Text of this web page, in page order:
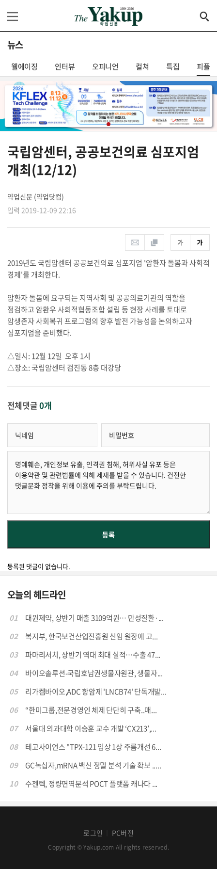
뉴스
웰에이징 인터뷰 오피니언 컬쳐 특집 피플
국립암센터, 공공보건의료 심포지엄
개최(12/12)
약업신문 (약업닷컴)
입력 2019-12-09 22:16
2019년도 국립암센터 공공보건의료 심포지엄 '암환자 돌봄과 사회적
경제'를 개최한다.
암환자 돌봄에 요구되는 지역사회 및 공공의료기관의 역할을
점검하고 암환우 사회적협동조합 설립 등 현장 사례를 토대로
암생존자 사회복귀 프로그램의 향후 발전 가능성을 논의하고자
심포지엄을 준비했다.
△일시: 12월 12일 오후 1시
△장소: 국립암센터 검진동 8층 대강당
전체댓글0개
등록된 댓글이 없습니다.
오늘의 헤드라인
01
대원제약, 상반기 매출 3109억원… 만성질환·...
02
복지부, 한국보건산업진흥원 신임 원장에 고...
03
파마리서치, 상반기 역대 최대 실적…수출 47...
04
바이오솔루션-국립호남권생물자원관, 생물자...
05
리가켐바이오,ADC 항암제 'LNCB74' 단독개발...
06
“한미그룹,전문경영인 체제 단단히 구축..매...
07
서울대 의과대학 이승훈 교수 개발 ‘CX213’,...
08
테고사이언스 "TPX-121 임상 1상 주름개선 6...
09
GC녹십자,mRNA 백신 정밀 분석 기술 확보 .....
10
수젠텍, 정량면역분석 POCT 플랫폼 캐나다 ...
로그인 PC버전
Copyright © Yakup.com All rights reserved.